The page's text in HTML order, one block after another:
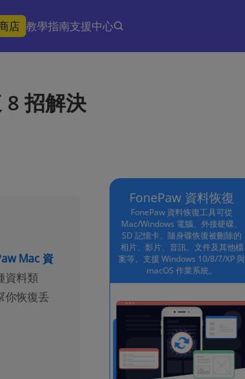
店 教學指南支援中心
招解決
Mac 資
資料類
你恢復丢
FonePaw 資料恢復
FonePaw 資料恢復工具可從
Mac/Windows 電腦、外接硬碟、
SD 記憶卡、隨身碟恢復被刪除的
相片、影片、音訊、文件及其他檔
案等。支援 Windows 10/8/7/XP 與
macOS 作業系統。